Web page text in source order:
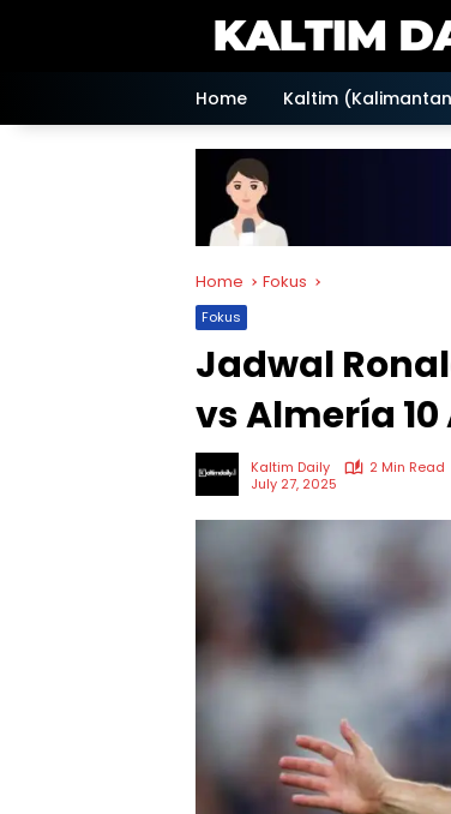
Home Kaltim
Home Fokus
Fokus
Jadwal
vs Almería
Kaltim Daily
2 Min Read
July 27, 2025